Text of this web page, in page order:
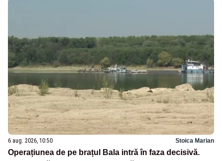
6 aug. 2026, 10:50 Stoica Marian
Operațiunea de pe brațul Bala intră în faza decisivă.